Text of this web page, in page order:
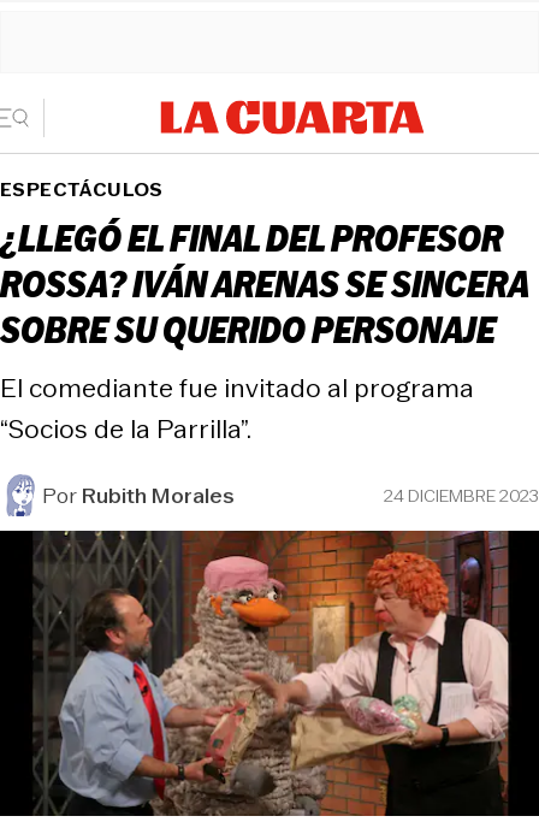
ESPECTÁCULOS
¿LLEGÓ EL FINAL DEL PROFESOR
ROSSA? IVÁN ARENAS SE SINCERA
SOBRE SU QUERIDO PERSONAJE
El comediante fue invitado al programa
“Socios de la Parrilla”.
PorRubith Morales 24 DICIEMBRE 2023